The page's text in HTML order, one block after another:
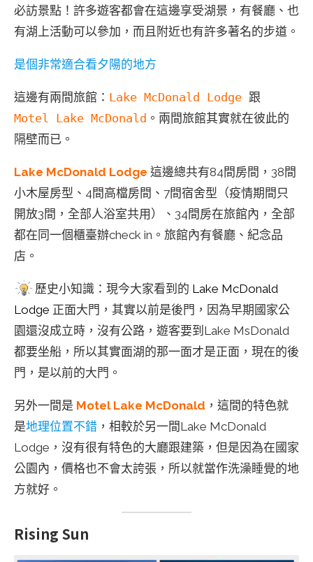
必訪景點！許多遊客都會在這邊享受湖景，有餐廳、也
有湖上活動可以參加，而且附近也有許多著名的步道。
是個非常適合看夕陽的地方
這邊有兩間旅館： Lake McDonald Lodge 跟
Motel Lake McDonald 。兩間旅館其實就在彼此的
隔壁而已。
Lake McDonald Lodge 這邊總共有84間房間，38間
小木屋房型、4間高檔房間、7間宿舍型（疫情期間只
開放3間，全部人浴室共用）、34間房在旅館內，全部
都在同一個櫃臺辦check in。旅館內有餐廳、紀念品
店。
歷史小知識：現今大家看到的 Lake McDonald
Lodge 正面大門，其實以前是後門，因為早期國家公
園還沒成立時，沒有公路，遊客要到Lake MsDonald
都要坐船，所以其實面湖的那一面才是正面，現在的後
門，是以前的大門。
另外一間是 Motel Lake McDonald ，這間的特色就
是地理位置不錯 ， 相較於另一間Lake McDonald
Lodge，沒有很有特色的大廳跟建築，但是因為在國家
公園內，價格也不會太誇張，所以就當作洗澡睡覺的地
方就好。
Rising Sun